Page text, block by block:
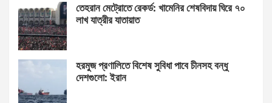
তেহরান মেট্রোতে রেকর্ড: খামেনির শেষবিদায় ঘিরে ৭০
লাখ যাত্রীর যাতায়াত
হরমুজ প্রণালিতে বিশেষ সুবিধা পাবে চীনসহ বন্ধু
দেশগুলো: ইরান